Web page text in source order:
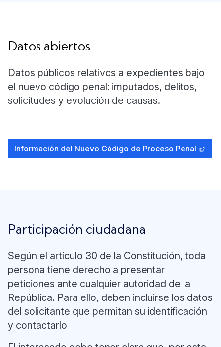
Datos abiertos
Datos públicos relativos a expedientes bajo
el nuevo código penal: imputados, delitos,
solicitudes y evolución de causas.
Información del Nuevo Código de Proceso Penal
Participación ciudadana
Según el artículo 30 de la Constitución, toda
persona tiene derecho a presentar
peticiones ante cualquier autoridad de la
República. Para ello, deben incluirse los datos
del solicitante que permitan su identificación
y contactarlo